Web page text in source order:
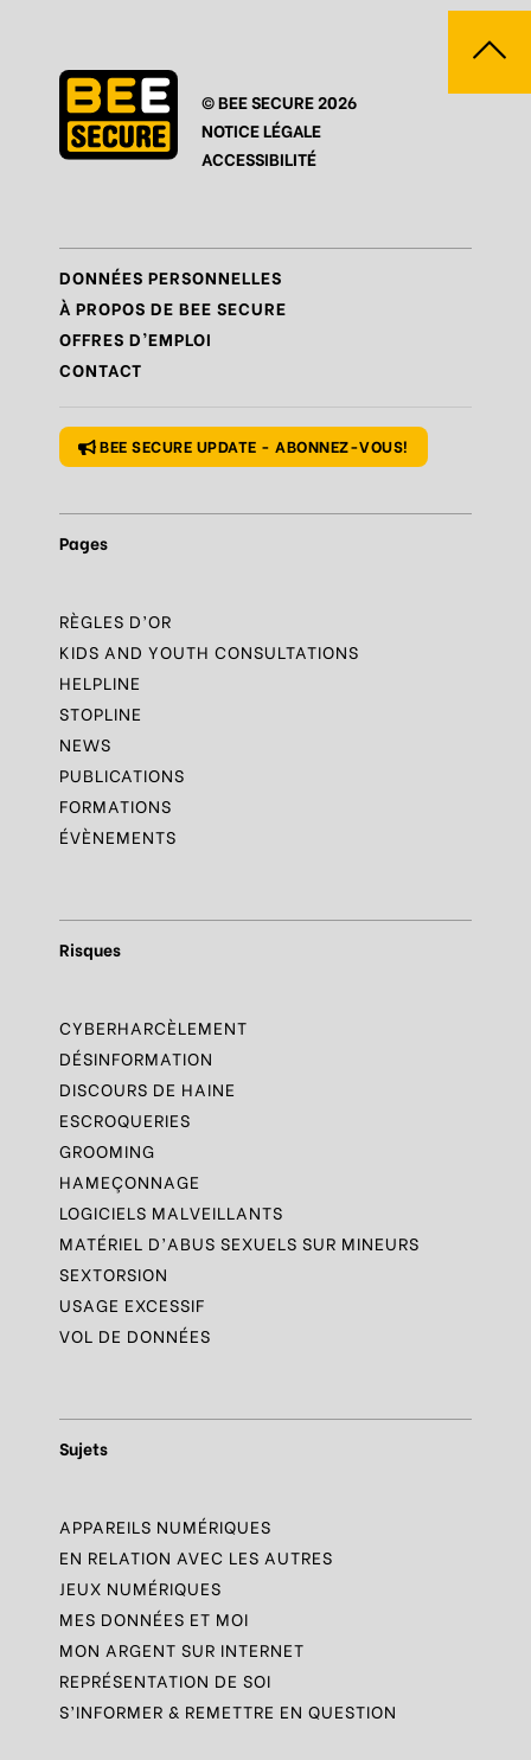
RègleN°3 – Réfléchir à ce que l’on publie
RègleN°4 – Respecter les autres
RègleN°5 – Se protéger du piratage
RègleN°7 – Réagir et signaler
Règle N°8 – Protéger sa vie privée
RègleN°9 – Savoir s’accorder une pause
© BEE SECURE 2026
NOTICE LÉGALE
ACCESSIBILITÉ
DONNÉES PERSONNELLES
À PROPOS DE BEE SECURE
OFFRES D’EMPLOI
CONTACT
BEE SECURE UPDATE - ABONNEZ-VOUS!
Pages
RÈGLES D’OR
KIDS AND YOUTH CONSULTATIONS
HELPLINE
STOPLINE
NEWS
PUBLICATIONS
FORMATIONS
ÉVÈNEMENTS
Risques
CYBERHARCÈLEMENT
DÉSINFORMATION
DISCOURS DE HAINE
ESCROQUERIES
GROOMING
HAMEÇONNAGE
LOGICIELS MALVEILLANTS
MATÉRIEL D’ABUS SEXUELS SUR MINEURS
SEXTORSION
USAGE EXCESSIF
VOL DE DONNÉES
Sujets
APPAREILS NUMÉRIQUES
EN RELATION AVEC LES AUTRES
JEUX NUMÉRIQUES
MES DONNÉES ET MOI
MON ARGENT SUR INTERNET
REPRÉSENTATION DE SOI
S’INFORMER & REMETTRE EN QUESTION